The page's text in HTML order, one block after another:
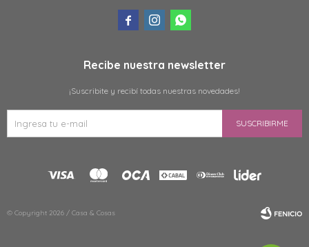
  
Recibe nuestra newsletter
¡Suscribite y recibí todas nuestras novedades!
SUSCRIBIRME
© Copyright 2026 / Casa & Cosas